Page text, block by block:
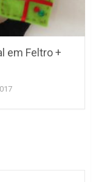
em Feltro +